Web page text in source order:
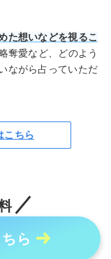
た想いなどを視るこ
奪愛など、どのよう
ながら占っていただ
こちら
ら